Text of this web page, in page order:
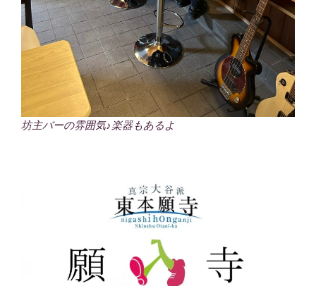
坊主バーの雰囲気♪楽器もあるよ